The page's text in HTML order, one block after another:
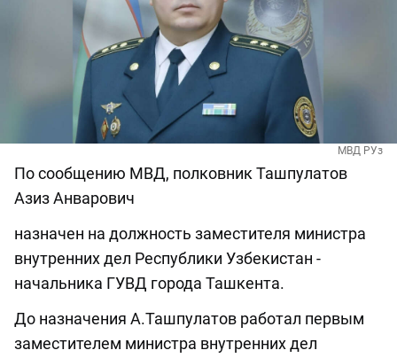
МВД РУз
По сообщению МВД, полковник Ташпулатов
Азиз Анварович
назначен на должность заместителя министра
внутренних дел Республики Узбекистан -
начальника ГУВД города Ташкента.
До назначения А.Ташпулатов работал первым
заместителем министра внутренних дел